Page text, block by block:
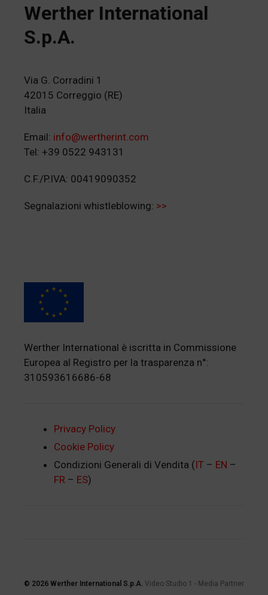
Werther International
S.p.A.
Via G. Corradini 1
42015 Correggio (RE)
Italia
Email: info@wertherint.com
Tel: +39 0522 943131
C.F./P.IVA: 00419090352
Segnalazioni whistleblowing: >>
Werther International è iscritta in Commissione
Europea al Registro per la trasparenza n°:
310593616686-68
Privacy Policy
Cookie Policy
Condizioni Generali di Vendita (IT – EN –
FR – ES)
© 2026 Werther International S.p.A. Video Studio 1 - Media Partner